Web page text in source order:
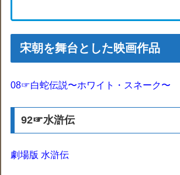
宋朝を舞台とした映画作品‎
08☞白蛇伝説〜ホワイト・スネーク〜
92☞水滸伝
劇場版 水滸伝